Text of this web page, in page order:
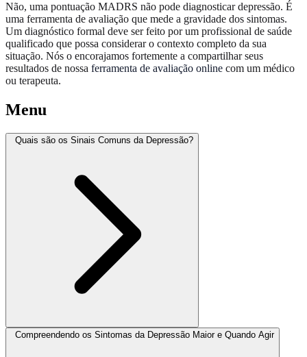
Não, uma pontuação MADRS não pode diagnosticar depressão. É
uma ferramenta de avaliação que mede a gravidade dos sintomas.
Um diagnóstico formal deve ser feito por um profissional de saúde
qualificado que possa considerar o contexto completo da sua
situação. Nós o encorajamos fortemente a compartilhar seus
resultados de nossa ferramenta de avaliação online com um médico
ou terapeuta.
Menu
Quais são os Sinais Comuns da Depressão?
Compreendendo os Sintomas da Depressão Maior e Quando Agir